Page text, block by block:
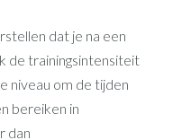
dat je na een
de trainingsintensiteit
niveau om de tijden
bereiken in
dan